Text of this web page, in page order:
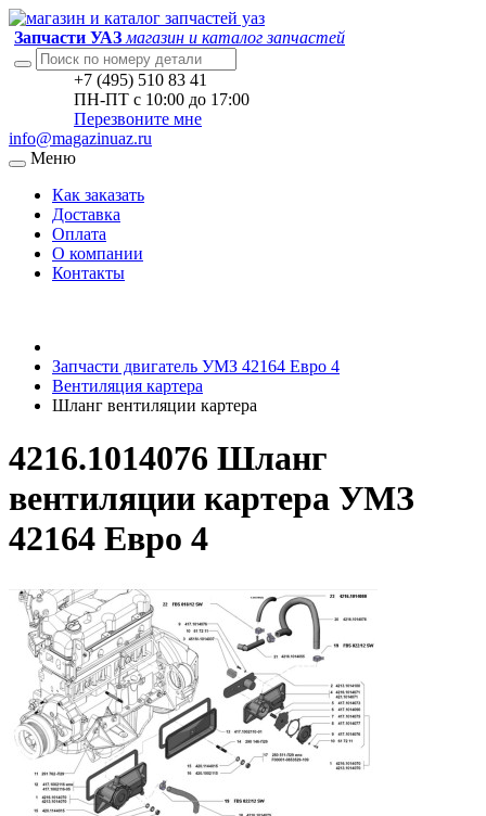
Запчасти УАЗ магазин и каталог запчастей
+7 (495) 510 83 41
ПН-ПТ с 10:00 до 17:00
Перезвоните мне
info@magazinuaz.ru
Меню
Как заказать
Доставка
Оплата
О компании
Контакты
Запчасти двигатель УМЗ 42164 Евро 4
Вентиляция картера
Шланг вентиляции картера
4216.1014076 Шланг
вентиляции картера УМЗ
42164 Евро 4